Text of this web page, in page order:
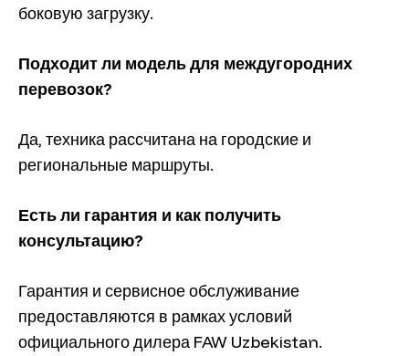
боковую загрузку.
Подходит ли модель для междугородних
перевозок?
Да, техника рассчитана на городские и
региональные маршруты.
Есть ли гарантия и как получить
консультацию?
Гарантия и сервисное обслуживание
предоставляются в рамках условий
официального дилера FAW Uzbekistan.